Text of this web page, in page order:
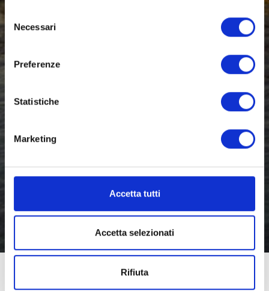
Selezione
delNecessari
Preferenze
Statistiche
Marketing
Accetta tutti
Accetta selezionati
Rifiuta